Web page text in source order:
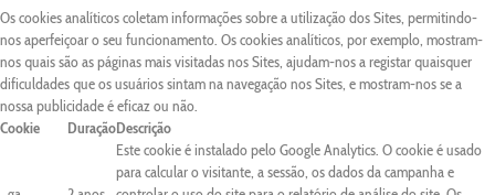
Os cookies analíticos coletam informações sobre a utilização dos Sites, permitindo-
nos aperfeiçoar o seu funcionamento. Os cookies analíticos, por exemplo, mostram-
nos quais são as páginas mais visitadas nos Sites, ajudam-nos a registar quaisquer
dificuldades que os usuários sintam na navegação nos Sites, e mostram-nos se a
nossa publicidade é eficaz ou não.
Cookie
DuraçãoDescrição
Este cookie é instalado pelo Google Analytics. O cookie é usado
para calcular o visitante, a sessão, os dados da campanha e